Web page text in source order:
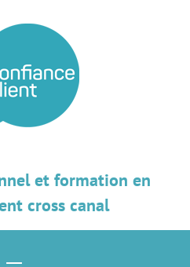
et formation en
cross canal